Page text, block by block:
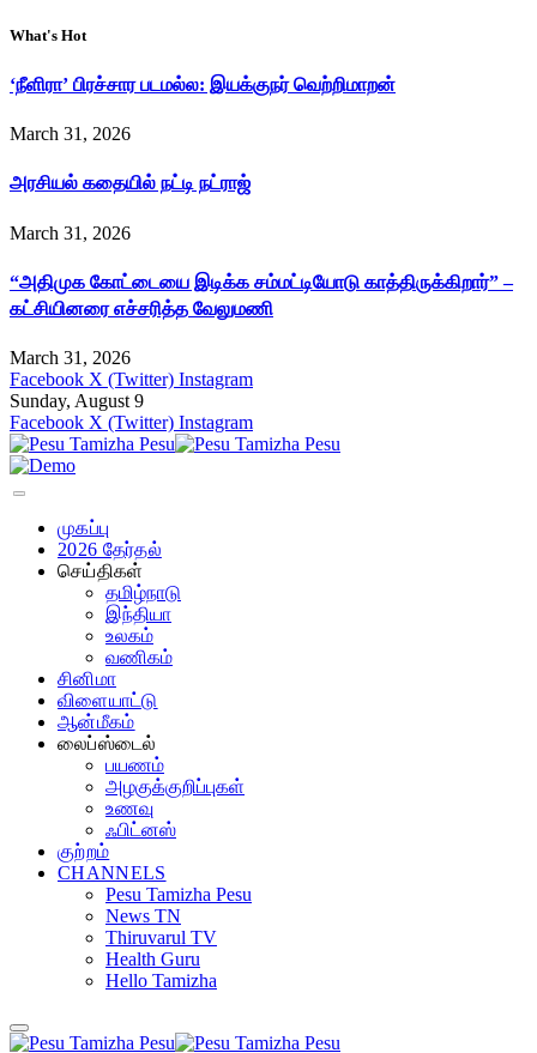
What's Hot
‘நீளிரா’ பிரச்சார படமல்ல: இயக்குநர் வெற்றிமாறன்
March 31, 2026
அரசியல் கதையில் நட்டி நட்ராஜ்
March 31, 2026
“அதிமுக கோட்டையை இடிக்க சம்மட்டியோடு காத்திருக்கிறார்” –
கட்சியினரை எச்சரித்த வேலுமணி
March 31, 2026
Facebook X (Twitter) Instagram
Sunday, August 9
Facebook X (Twitter) Instagram
முகப்பு
2026 தேர்தல்
செய்திகள்
தமிழ்நாடு
இந்தியா
உலகம்
வணிகம்
சினிமா
விளையாட்டு
ஆன்மீகம்
லைப்ஸ்டைல்
பயணம்
அழகுக்குறிப்புகள்
உணவு
ஃபிட்னஸ்
குற்றம்
CHANNELS
Pesu Tamizha Pesu
News TN
Thiruvarul TV
Health Guru
Hello Tamizha